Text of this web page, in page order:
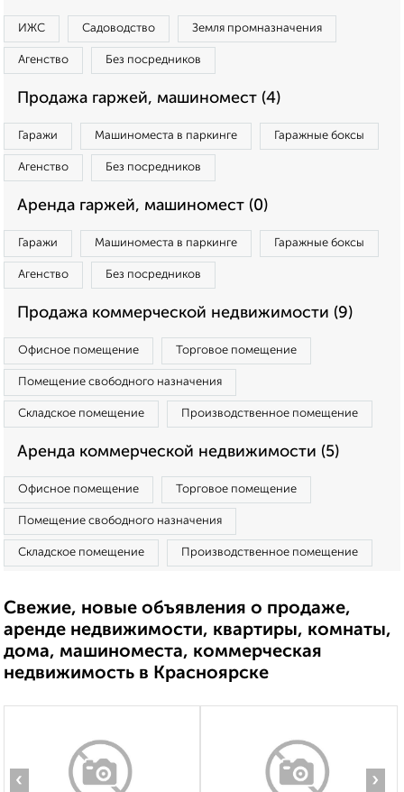
ИЖС Садоводство Земля промназначения
Агенство Без посредников
Продажа гаржей, машиномест (4)
Гаражи Машиноместа в паркинге Гаражные боксы
Агенство Без посредников
Аренда гаржей, машиномест (0)
Гаражи Машиноместа в паркинге Гаражные боксы
Агенство Без посредников
Продажа коммерческой недвижимости (9)
Офисное помещение Торговое помещение
Помещение свободного назначения
Складское помещение Производственное помещение
Аренда коммерческой недвижимости (5)
Офисное помещение Торговое помещение
Помещение свободного назначения
Складское помещение Производственное помещение
Свежие, новые объявления о продаже,
аренде недвижимости, квартиры, комнаты,
дома, машиноместа, коммерческая
недвижимость в Красноярске
‹ ›